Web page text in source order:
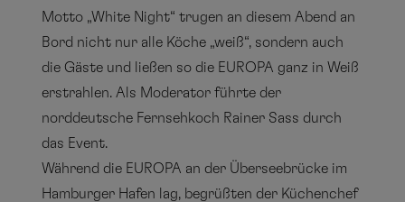
Motto „White Night“ trugen an diesem Abend an
Bord nicht nur alle Köche „weiß“, sondern auch
die Gäste und ließen so die EUROPA ganz in Weiß
erstrahlen. Als Moderator führte der
norddeutsche Fernsehkoch Rainer Sass durch
das Event.
Während die EUROPA an der Überseebrücke im
Hamburger Hafen lag, begrüßten der Küchenchef